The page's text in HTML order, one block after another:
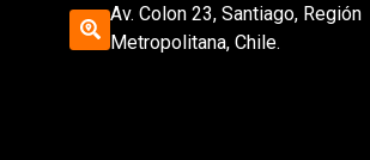
Av. Colon 23, Santiago, Región
Metropolitana, Chile.